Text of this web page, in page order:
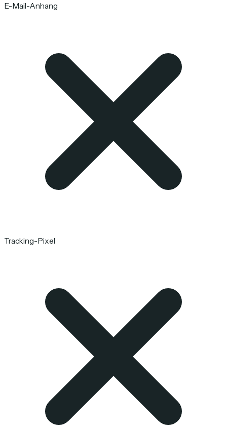
E-Mail-Anhang
Tracking-Pixel